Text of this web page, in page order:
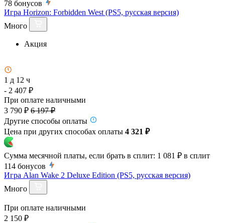
78 бонусов
Игра Horizon: Forbidden West (PS5, русская версия)
Много
Акция
1 д 12 ч
- 2 407 ₽
При оплате наличными
3 790 ₽ 6 197 ₽
Другие способы оплаты
Цена при других способах оплаты 4 321 ₽
Сумма месячной платы, если брать в сплит: 1 081 ₽ в сплит
114 бонусов
Игра Alan Wake 2 Deluxe Edition (PS5, русская версия)
Много
При оплате наличными
2 150 ₽